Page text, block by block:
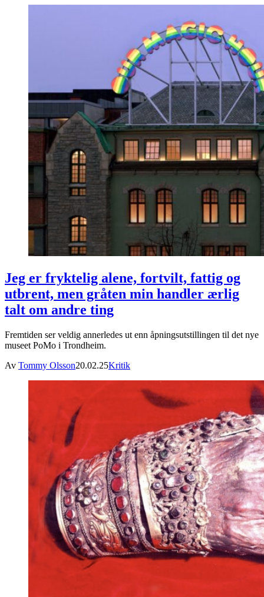
Jeg er fryktelig alene, fortvilt, fattig og
utbrent, men gråten min handler ærlig
talt om andre ting
Fremtiden ser veldig annerledes ut enn åpningsutstillingen til det nye
museet PoMo i Trondheim.
Av Tommy Olsson20.02.25Kritik